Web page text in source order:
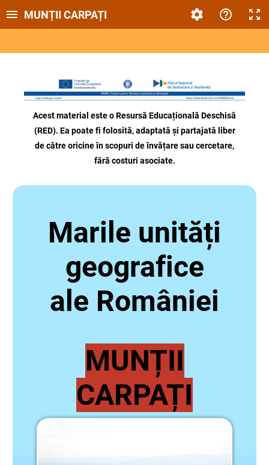
MUNȚII CARPAȚI
Acest material este o Resursă Educațională Deschisă
(RED). Ea poate fi folosită, adaptată și partajată liber
de către oricineîn scopuri de învățare sau cercetare,
fără costuri asociate.
Marile unități
geografice
ale României
MUNȚII
CARPAȚI